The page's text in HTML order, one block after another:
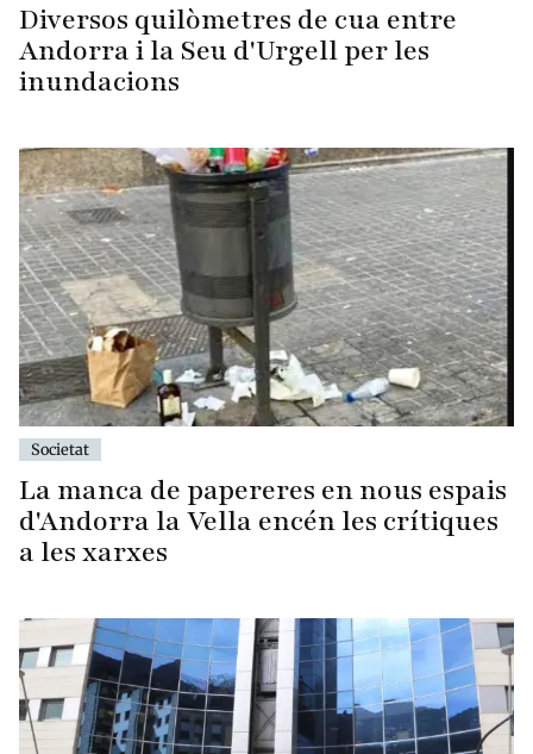
Diversos quilòmetres de cua entre
Andorra i la Seu d'Urgell per les
inundacions
Societat
La manca de papereres en nous espais
d'Andorra la Vella encén les crítiques
a les xarxes